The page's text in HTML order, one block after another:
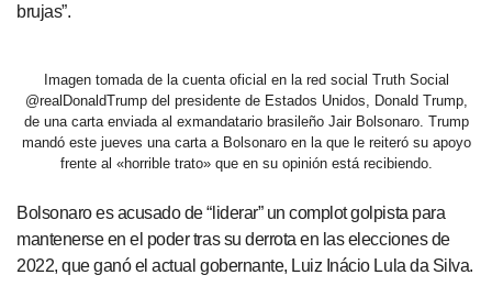
brujas”.
Imagen tomada de la cuenta oficial en la red social Truth Social
@realDonaldTrump del presidente de Estados Unidos, Donald Trump,
de una carta enviada al exmandatario brasileño Jair Bolsonaro. Trump
mandó este jueves una carta a Bolsonaro en la que le reiteró su apoyo
frente al «horrible trato» que en su opinión está recibiendo.
Bolsonaro es acusado de “liderar” un complot golpista para
mantenerse en el poder tras su derrota en las elecciones de
2022, que ganó el actual gobernante, Luiz Inácio Lula da Silva.